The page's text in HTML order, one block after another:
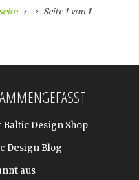
Seite 1 von 1
Baltic Design Shop
Design Blog
aus